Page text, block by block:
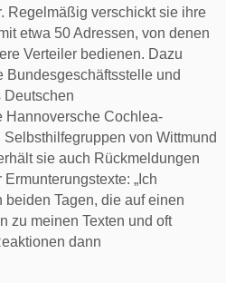
Regelmäßig verschickt sie ihre
etwa 50 Adressen, von denen
Verteiler bedienen. Dazu
Bundesgeschäftsstelle und
Deutschen
Hannoversche Cochlea-
Selbsthilfegruppen von Wittmund
sie auch Rückmeldungen
„Ich
beiden Tagen, die auf einen
zu meinen Texten und oft
dann